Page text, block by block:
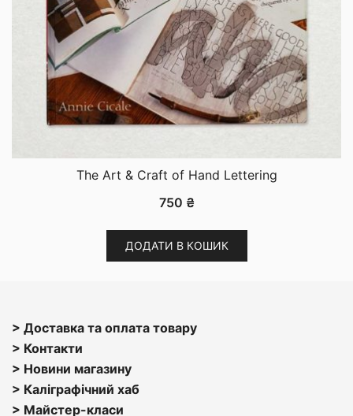
The Art & Craft of Hand Lettering
750 ₴
ДОДАТИ В КОШИК
> Доставка та оплата товару
> Контакти
> Новини магазину
> Каліграфічний хаб
> Майстер-класи